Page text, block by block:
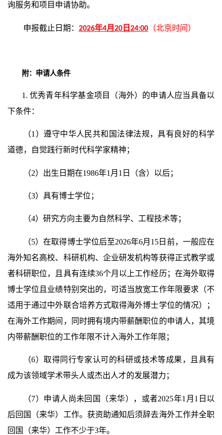
询服务和项目申请协助。
申报截止日期： 2026年4月20日24:00 （北京时间）
附：申请人条件
1. 优秀青年科学基金项目（海外）的申请人应当具备以
下条件：
（1）遵守中华人民共和国法律法规，具有良好的科学
道德，自觉践行新时代科学家精神；
（2）出生日期在1986年1月1日（含）以后；
（3）具有博士学位；
（4）研究方向主要为自然科学、工程技术等；
（5）在取得博士学位后至2026年6月15日前，一般应在
海外知名高校、科研机构、企业研发机构等获得正式教学或
者科研职位，且具有连续36个月以上工作经历；在海外取得
博士学位且业绩特别突出的，可适当放宽工作年限要求（不
适用于通过中外联合培养方式取得海外博士学位的情况）；
在海外工作期间，同时拥有境内带薪酬职位的申请人，其境
内带薪酬职位的工作年限不计入海外工作年限；
（6）取得同行专家认可的科研或技术等成果，且具有
成为该领域学术带头人或杰出人才的发展潜力；
（7）申请人尚未回国（来华），或者2025年1月1日以
后回国（来华）工作。获资助通知后须辞去海外工作并全职
回国（来华）工作不少于3年。